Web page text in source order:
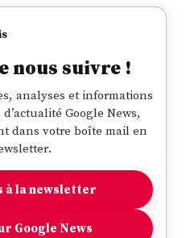
nous suivre !
analyses et informations
Google News,
dans votre boîte mail en
à la newsletter
Google News